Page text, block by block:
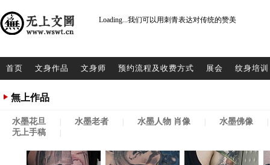
Loading...我们可以用刺青表达对传统的赞美
首页 文身作品 文身师 预约流程及收费方式 展会 纹身培训
無上作品
水墨花旦 水墨老者 水墨人物 肖像 水墨佛像
无上手稿